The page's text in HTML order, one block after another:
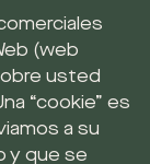
(web
usted
“cookie” es
a su
y que se